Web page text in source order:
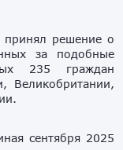
принял решение о
за подобные
235 граждан
Великобритании,
сентября 2025